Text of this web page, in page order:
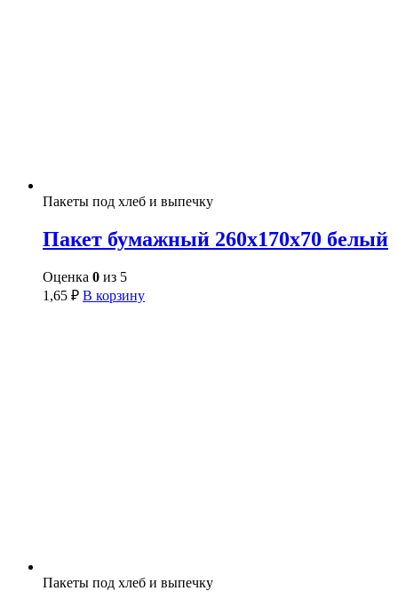
Пакеты под хлеб и выпечку
Пакет бумажный 260х170х70 белый
Оценка 0 из 5
1,65 ₽ В корзину
Пакеты под хлеб и выпечку